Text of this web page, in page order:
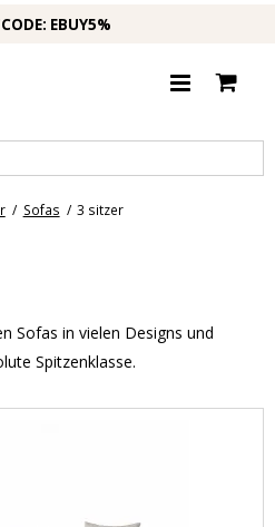
EBUY5%
/ Sofas / 3 sitzer
Sofas in vielen Designs und
Spitzenklasse.